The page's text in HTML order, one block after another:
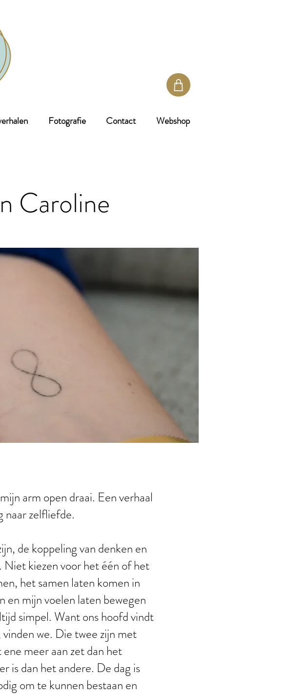
Fotografie Contact Webshop
Caroline
arm open draai. Een verhaal
naar zelfliefde.
de koppeling van denken en
Niet kiezen voor het één of het
het samen laten komen in
en mijn voelen laten bewegen
simpel. Want ons hoofd vindt
we. Die twee zijn met
meer aan zet dan het
is dan het andere. De dag is
om te kunnen bestaan en